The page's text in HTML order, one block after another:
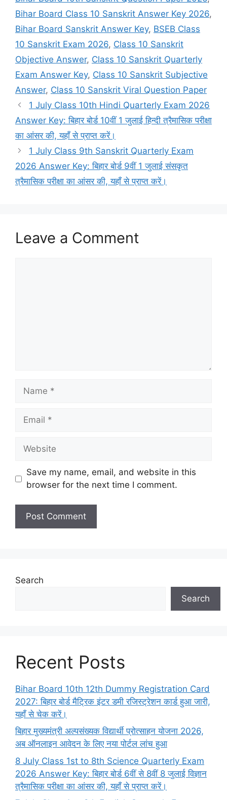
Bihar Board Class 10 Sanskrit Answer Key 2026,
Bihar Board Sanskrit Answer Key, BSEB Class
10 Sanskrit Exam 2026, Class 10 Sanskrit
Objective Answer, Class 10 Sanskrit Quarterly
Exam Answer Key, Class 10 Sanskrit Subjective
Answer, Class 10 Sanskrit Viral Question Paper
1 July Class 10th Hindi Quarterly Exam 2026
Answer Key: बिहार बोर्ड 10वीं 1 जुलाई हिन्दी त्रैमासिक परीक्षा
का आंसर की, यहाँ से प्राप्त करें।
1 July Class 9th Sanskrit Quarterly Exam
2026 Answer Key: बिहार बोर्ड 9वीं 1 जुलाई संसकृत
त्रैमासिक परीक्षा का आंसर की, यहाँ से प्राप्त करें।
Leave a Comment
Name
Email
Website
Save my name, email, and website in this
browser for the next time I comment.
Search
Search
Recent Posts
Bihar Board 10th 12th Dummy Registration Card
2027: बिहार बोर्ड मैट्रिक इंटर डमी रजिस्ट्रेशन कार्ड हुआ जारी,
यहाँ से चेक करें।
बिहार मुख्यमंत्री अल्पसंख्यक विद्यार्थी प्रोत्साहन योजना 2026,
अब ऑनलाइन आवेदन के लिए नया पोर्टल लांच हुआ
8 July Class 1st to 8th Science Quarterly Exam
2026 Answer Key: बिहार बोर्ड 6वीं से 8वीं 8 जुलाई विज्ञान
त्रैमासिक परीक्षा का आंसर की, यहाँ से प्राप्त करें।